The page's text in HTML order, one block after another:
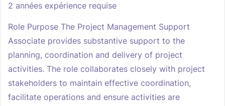
2 années expérience requise
Role Purpose The Project Management Support
Associate provides substantive support to the
planning, coordination and delivery of project
activities. The role collaborates closely with project
stakeholders to maintain effective coordination,
facilitate operations and ensure activities are